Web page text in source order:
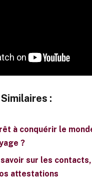
:
à conquérir le
?
sur les
attestations